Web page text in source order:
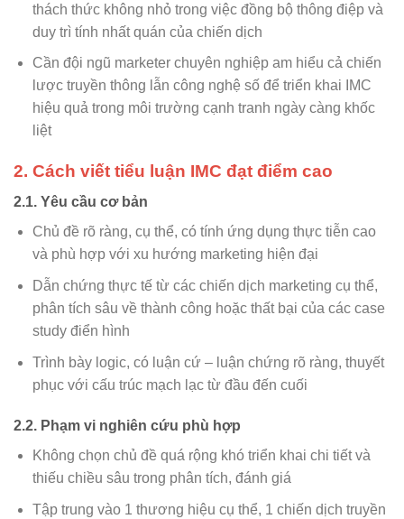
thách thức không nhỏ trong việc đồng bộ thông điệp và
duy trì tính nhất quán của chiến dịch
Cần đội ngũ marketer chuyên nghiệp am hiểu cả chiến
lược truyền thông lẫn công nghệ số để triển khai IMC
hiệu quả trong môi trường cạnh tranh ngày càng khốc
liệt
2. Cách viết tiểu luận IMC đạt điểm cao
2.1. Yêu cầu cơ bản
Chủ đề rõ ràng, cụ thể, có tính ứng dụng thực tiễn cao
và phù hợp với xu hướng marketing hiện đại
Dẫn chứng thực tế từ các chiến dịch marketing cụ thể,
phân tích sâu về thành công hoặc thất bại của các case
study điển hình
Trình bày logic, có luận cứ – luận chứng rõ ràng, thuyết
phục với cấu trúc mạch lạc từ đầu đến cuối
2.2. Phạm vi nghiên cứu phù hợp
Không chọn chủ đề quá rộng khó triển khai chi tiết và
thiếu chiều sâu trong phân tích, đánh giá
Tập trung vào 1 thương hiệu cụ thể, 1 chiến dịch truyền